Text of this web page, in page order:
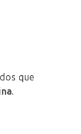
que
.